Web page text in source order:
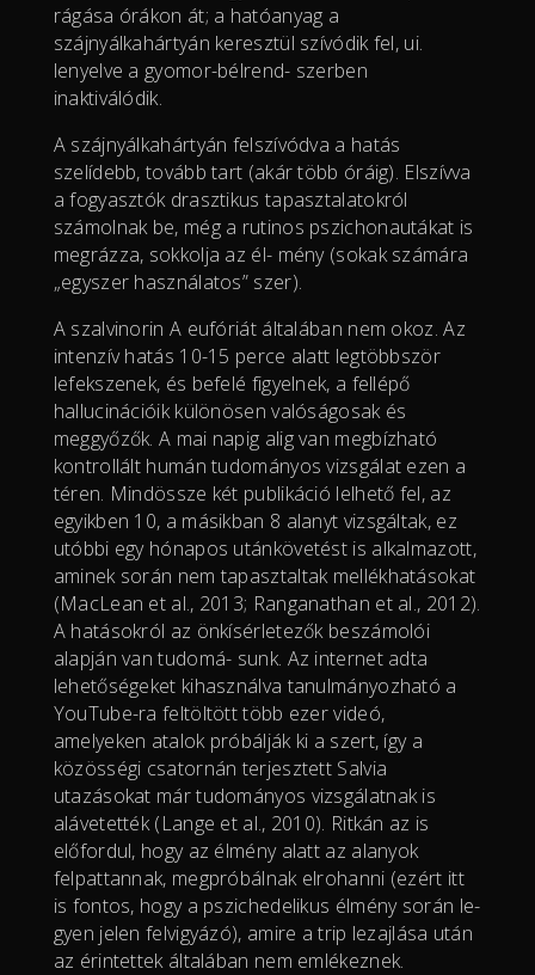
rágása órákon át; a hatóanyag a
szájnyálkahártyán keresztül szívódik fel, ui.
lenyelve a gyomor-bélrend- szerben
inaktiválódik.
A szájnyálkahártyán felszívódva a hatás
szelídebb, tovább tart (akár több óráig). Elszívva
a fogyasztók drasztikus tapasztalatokról
számolnak be, még a rutinos pszichonautákat is
megrázza, sokkolja az él- mény (sokak számára
„egyszer használatos” szer).
A szalvinorin A eufóriát általában nem okoz. Az
intenzív hatás 10-15 perce alatt legtöbbször
lefekszenek, és befelé figyelnek, a fellépő
hallucinációik különösen valóságosak és
meggyőzők. A mai napig alig van megbízható
kontrollált humán tudományos vizsgálat ezen a
téren. Mindössze két publikáció lelhető fel, az
egyikben 10, a másikban 8 alanyt vizsgáltak, ez
utóbbi egy hónapos utánkövetést is alkalmazott,
aminek során nem tapasztaltak mellékhatásokat
(MacLean et al., 2013; Ranganathan et al., 2012).
A hatásokról az önkísérletezők beszámolói
alapján van tudomá- sunk. Az internet adta
lehetőségeket kihasználva tanulmányozható a
YouTube-ra feltöltött több ezer videó,
amelyeken atalok próbálják ki a szert, így a
közösségi csatornán terjesztett Salvia
utazásokat már tudományos vizsgálatnak is
alávetették (Lange et al., 2010). Ritkán az is
előfordul, hogy az élmény alatt az alanyok
felpattannak, megpróbálnak elrohanni (ezért itt
is fontos, hogy a pszichedelikus élmény során le-
gyen jelen felvigyázó), amire a trip lezajlása után
az érintettek általában nem emlékeznek.